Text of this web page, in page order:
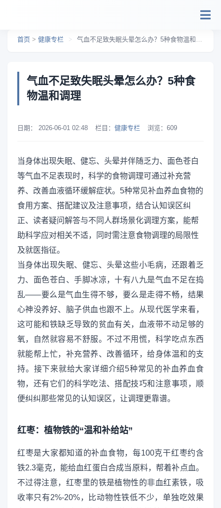
首页 > 健康专栏 > 气血不足致失眠头晕怎么办？5种食物温和调理
气血不足致失眠头晕怎么办？5种食
物温和调理
日期： 2026-06-01 02:48 栏目： 健康专栏 浏览： 609
当身体出现失眠、健忘、头晕并伴随乏力、面色苍白
等气血不足表现时，科学的食物调理可通过补充营
养、改善血液循环缓解症状。5种常见补血养血食物的
食用方案、搭配建议及注意事项，结合认知误区纠
正、读者疑问解答与不同人群场景化调理方案，能帮
助科学应对相关不适，同时需注意食物调理的局限性
及就医指征。
当身体出现失眠、健忘、头晕这些小毛病，还跟着乏
力、面色苍白、手脚冰凉，十有八九是气血不足在捣
乱——要么是气血生得不够，要么是走得不畅，结果
心神没养好、脑子供血也跟不上。从现代医学来看，
这可能和铁缺乏导致的贫血有关，血液带不动足够的
氧，自然就容易不舒服。不过不用慌，科学吃点东西
就能帮上忙，补充营养、改善循环，给身体温和的支
持。接下来就给大家详细介绍5种常见的补血养血食
物，还有它们的科学吃法、搭配技巧和注意事项，顺
便纠纠那些常见的认知误区，让调理更靠谱。
红枣：植物铁的“温和补给站”
红枣是大家都知道的补血食物，每100克干红枣约含
铁2.3毫克，能给血红蛋白合成当原料，帮着补点血。
不过得注意，红枣里的铁是植物性的非血红素铁，吸
收率只有2%-20%，比动物性铁低不少，单独吃效果